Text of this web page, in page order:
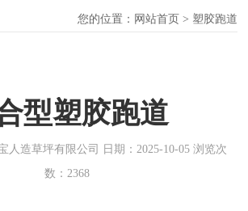
您的位置： 网站首页> 塑胶跑道
型塑胶跑道
人造草坪有限公司 日期：2025-10-05 浏览次
数：2368